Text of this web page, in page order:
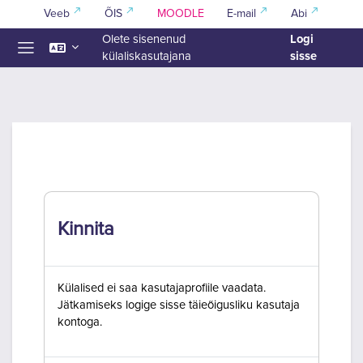
Jäta vahele peasisuni
Veeb ÕIS MOODLE E-mail Abi
Olete sisenenud
külaliskasutajana
Logi
sisse
Kinnita
Külalised ei saa kasutajaprofiile vaadata.
Jätkamiseks logige sisse täieõigusliku kasutaja
kontoga.